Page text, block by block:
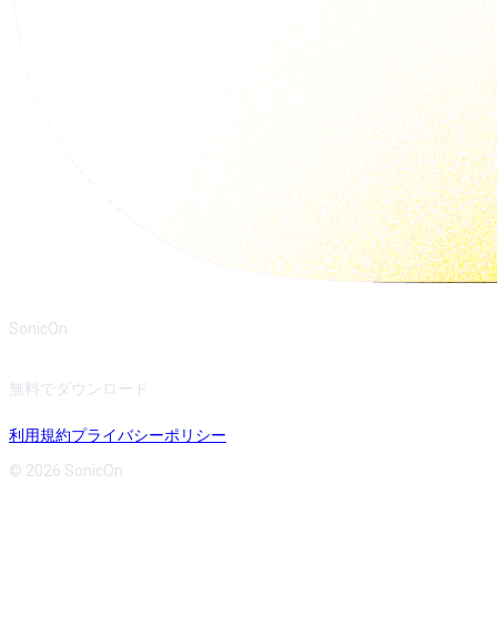
SonicOn
無料でダウンロード
利用規約プライバシーポリシー
© 2026 SonicOn